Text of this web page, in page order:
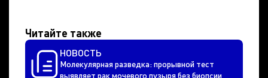
Читайте также
НОВОСТЬ
Молекулярная разведка: прорывной тест
выявляет рак мочевого пузыря без биопсии